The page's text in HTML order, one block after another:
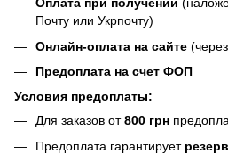
Оплата при получении
Почту или Укрпочту)
Онлайн-оплата на сайте
Предоплата на счет ФОП
Условия предоплаты:
Для заказов от800 грн
Предоплата гарантирует